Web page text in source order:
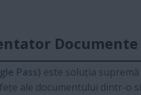
Documente
Pass) este soluția
ale documentului dintr-o